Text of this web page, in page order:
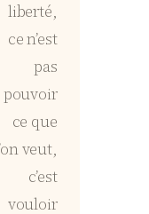
liberté,
ce n’est
pas
pouvoir
ce que
veut,
c’est
vouloir